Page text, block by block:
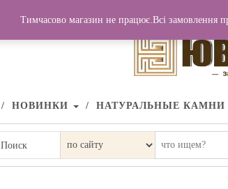
НОВИНКИ НАТУРАЛЬНЫЕ КАМНИ
Поиск
Тимчасово магазин не працює.Всі замовлення